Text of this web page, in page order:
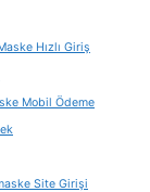
Hızlı Giriş
Mobil Ödeme
Site Girişi